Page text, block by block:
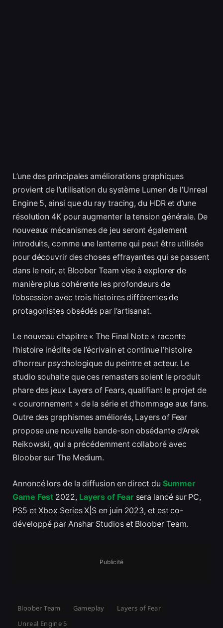
L’une des principales améliorations graphiques
provient de l’utilisation du système Lumen de l’Unreal
Engine 5, ainsi que du ray tracing, du HDR et d’une
résolution 4K pour augmenter la tension générale. De
nouveaux mécanismes de jeu seront également
introduits, comme une lanterne qui peut être utilisée
pour découvrir des choses effrayantes qui se passent
dans le noir, et Bloober Team vise à explorer de
manière plus cohérente les profondeurs de
l’obsession avec trois histoires différentes de
protagonistes obsédés par l’artisanat.
Le nouveau chapitre « The Final Note » raconte
l’histoire inédite de l’écrivain et continue l’histoire
d’horreur psychologique du peintre et acteur. Le
studio souhaite que ces remasters soient le produit
phare des jeux Layers of Fears, qualifiant le projet de
« couronnement » de la série et d’hommage aux fans.
Outre des graphismes améliorés, Layers of Fear
propose une nouvelle bande-son obsédante d’Arek
Reikowski, qui a précédemment collaboré avec
Bloober sur The Medium.
Annoncé lors de la diffusion en direct du Summer
Game Fest 2022, Layers of Fearsera lancé sur PC,
PS5 et Xbox Series X|S en juin 2023, et est co-
développé par Anshar Studios et Bloober Team.
Publicité
Bloober Team Gameplay
Layers of Fear
Unreal Engine 5